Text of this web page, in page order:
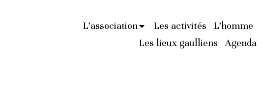
L’association Les activités
L’homme
Les lieux gaulliens
Agenda